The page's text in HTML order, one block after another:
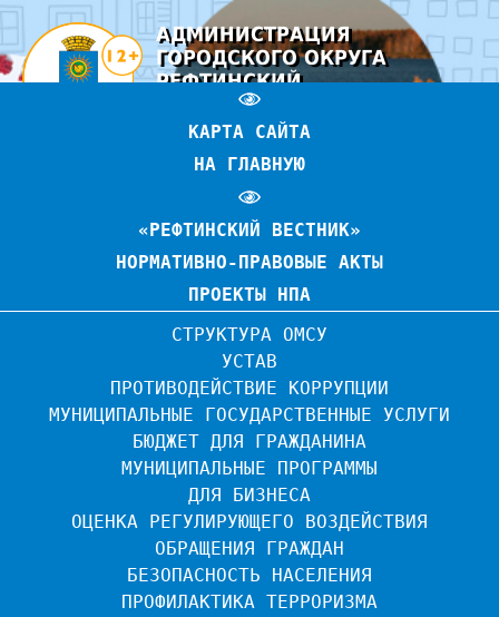
АДМИНИСТРАЦИЯ
ГОРОДСКОГО ОКРУГА
РЕФТИНСКИЙ
ОФИЦИАЛЬНЫЙ САЙТ
КАРТА САЙТА
НА ГЛАВНУЮ
«РЕФТИНСКИЙ ВЕСТНИК»
НОРМАТИВНО-ПРАВОВЫЕ АКТЫ
ПРОЕКТЫ НПА
СТРУКТУРА ОМСУ
УСТАВ
ПРОТИВОДЕЙСТВИЕ КОРРУПЦИИ
МУНИЦИПАЛЬНЫЕ ГОСУДАРСТВЕННЫЕ УСЛУГИ
БЮДЖЕТ ДЛЯ ГРАЖДАНИНА
МУНИЦИПАЛЬНЫЕ ПРОГРАММЫ
ДЛЯ БИЗНЕСА
ОЦЕНКА РЕГУЛИРУЮЩЕГО ВОЗДЕЙСТВИЯ
ОБРАЩЕНИЯ ГРАЖДАН
БЕЗОПАСНОСТЬ НАСЕЛЕНИЯ
ПРОФИЛАКТИКА ТЕРРОРИЗМА